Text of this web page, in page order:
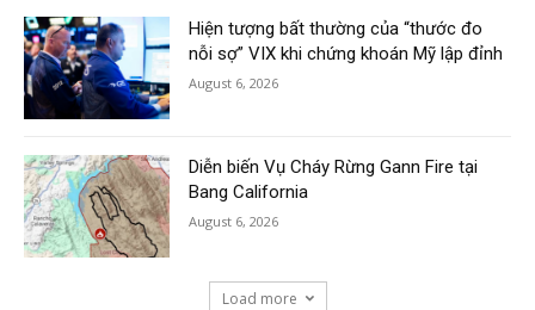
Hiện tượng bất thường của “thước đo
nỗi sợ” VIX khi chứng khoán Mỹ lập đỉnh
August 6, 2026
Diễn biến Vụ Cháy Rừng Gann Fire tại
Bang California
August 6, 2026
Load more